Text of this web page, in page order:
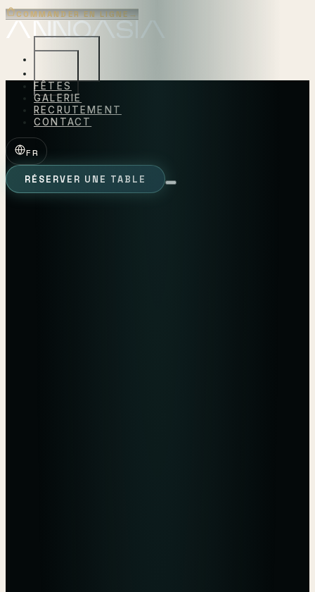
COMMANDER EN LIGNE →
FÊTES
GALERIE
RECRUTEMENT
CONTACT
FR
RÉSERVER UNE TABLE